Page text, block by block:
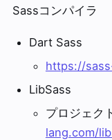
Sassコンパイラ
Dart Sass
https://
LibSass
プロジェク
lang.com/